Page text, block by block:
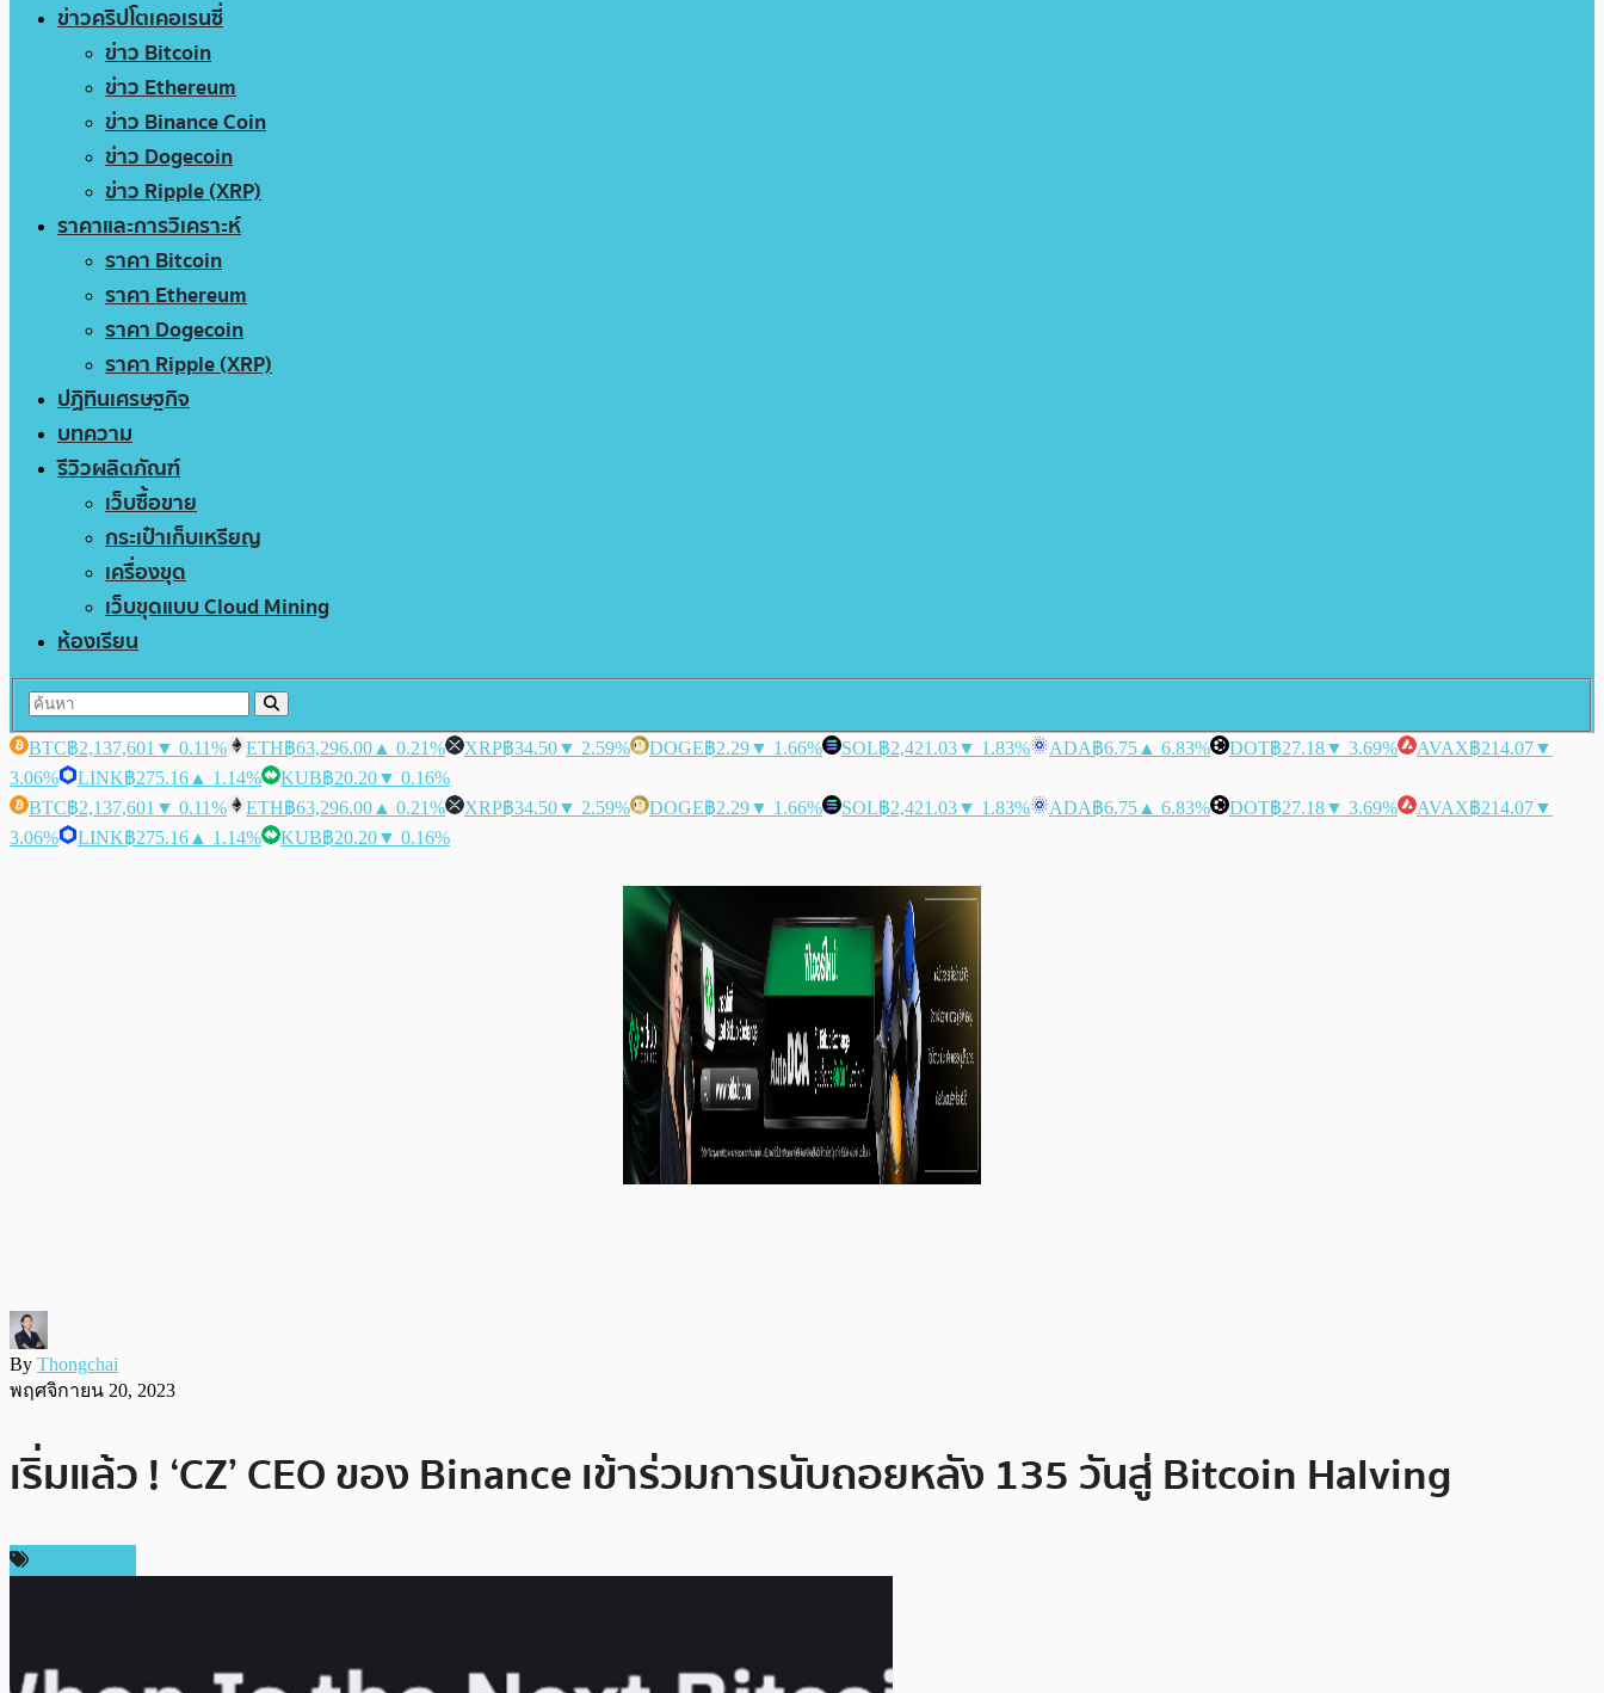
ข่าวคริปโตเคอเรนซี่
ข่าว Bitcoin
ข่าว Ethereum
ข่าว Binance Coin
ข่าว Dogecoin
ข่าว Ripple (XRP)
ราคาและการวิเคราะห์
ราคา Bitcoin
ราคา Ethereum
ราคา Dogecoin
ราคา Ripple (XRP)
ปฏิทินเศรษฐกิจ
บทความ
รีวิวผลิตภัณฑ์
เว็บซื้อขาย
กระเป๋าเก็บเหรียญ
เครื่องขุด
เว็บขุดแบบ Cloud Mining
ห้องเรียน
BTC฿2,137,601 ▼ 0.11% ETH฿63,296.00 ▲ 0.21% XRP฿34.50▼ 2.59% DOGE฿2.29▼ 1.66% SOL฿2,421.03▼ 1.83% ADA฿6.75 ▲ 6.83% DOT฿27.18▼ 3.69% AVAX฿214.07▼
3.06%
LINK฿275.16 ▲ 1.14% KUB฿20.20▼ 0.16%
BTC฿2,137,601 ▼ 0.11% ETH฿63,296.00 ▲ 0.21% XRP฿34.50▼ 2.59% DOGE฿2.29▼ 1.66% SOL฿2,421.03▼ 1.83% ADA฿6.75 ▲ 6.83% DOT฿27.18▼ 3.69% AVAX฿214.07▼
3.06%
LINK฿275.16 ▲ 1.14% KUB฿20.20▼ 0.16%
By Thongchai
พฤศจิกายน 20, 2023
เริ่มแล้ว ! ‘CZ’ CEO ของ Binance เข้าร่วมการนับถอยหลัง 135 วันสู่ Bitcoin Halving